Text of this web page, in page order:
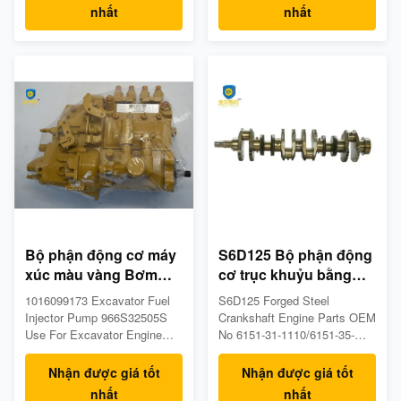
Common Rail Injector Pump
1000pcs per week Port:
Guangzhou Delivery ...
nhất
No 1046417073 481U995656
New Availability we have
stock Supply Ability: 1000pcs
nhất
Bộ phận động cơ máy
xúc màu vàng Bơm
nhiên liệu diesel
1016099173
1016099173 Excavator Fuel
Injector Pump 966S32505S
Use For Excavator Engine
Parts 1. Products Description
Model&No. E320C, Part
number 1016099173 Product
Nhận được giá tốt
nhất
S6D125 Bộ phận động
cơ trục khuỷu bằng
thép rèn OEM Số 6151-
31-1110 / 6151-35-1010
S6D125 Forged Steel
Crankshaft Engine Parts OEM
No 6151-31-1110/6151-35-
1010 Product Introduce: Part
number 6151-31-1110/6151-
35-1010 Product Name:
Nhận được giá tốt
nhất